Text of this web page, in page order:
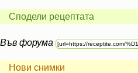
Сподели рецептата
Във форума
Нови снимки